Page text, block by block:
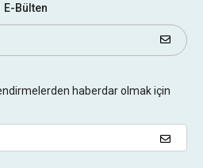
E-Bülten
haberdar olmak için